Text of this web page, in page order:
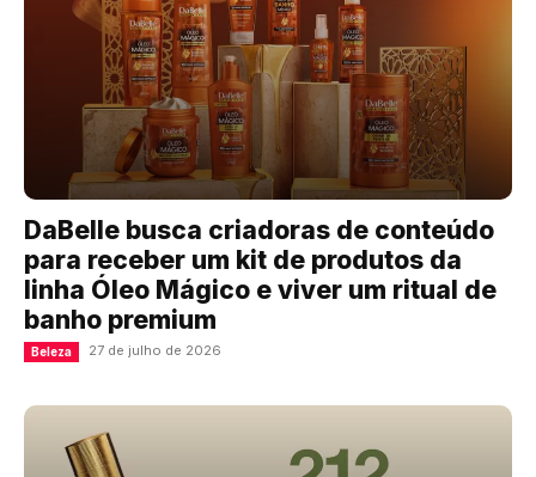
DaBelle busca criadoras de conteúdo
para receber um kit de produtos da
linha Óleo Mágico e viver um ritual de
banho premium
Beleza 27 de julho de 2026